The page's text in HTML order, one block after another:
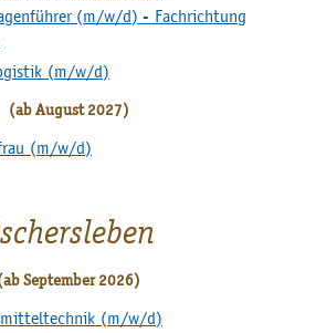
(m/w/d) - Fachrichtung
(m/w/d)
(ab August 2027)
(m/w/d)
September 2026)
(m/w/d)